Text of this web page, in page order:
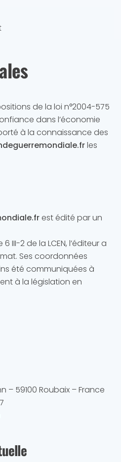
de la loi n°2004-575
dans l’économie
à la connaissance des
les
est édité par un
III-2 de la LCEN, l’éditeur a
Ses coordonnées
été communiquées à
à la législation en
– 59100 Roubaix – France